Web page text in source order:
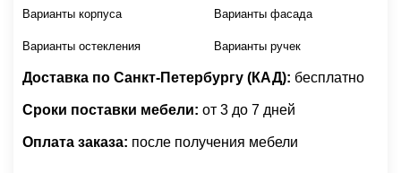
Варианты корпуса Варианты фасада
Варианты остекления Варианты ручек
Доставка по Санкт-Петербургу (КАД): бесплатно
Сроки поставки мебели: от 3 до 7 дней
Оплата заказа: после получения мебели